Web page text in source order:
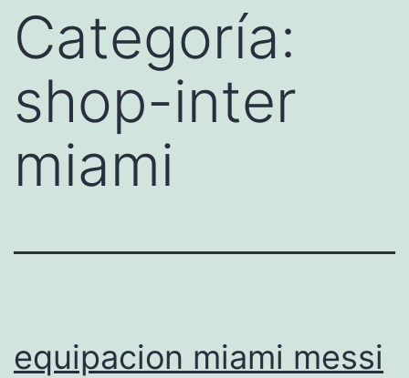
Categoría:
shop-inter
miami
equipacion miami messi